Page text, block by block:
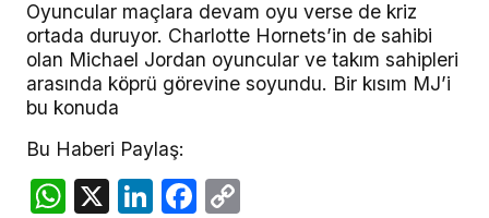
Oyuncular maçlara devam oyu verse de kriz
ortada duruyor. Charlotte Hornets’in de sahibi
olan Michael Jordan oyuncular ve takım sahipleri
arasında köprü görevine soyundu. Bir kısım MJ’i
bu konuda
Bu Haberi Paylaş:
WhatsApp
X LinkedIn
Facebook